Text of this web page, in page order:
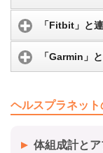
「Fitbit」と
「Garmin」
ヘルスプラネッ
体組成計と